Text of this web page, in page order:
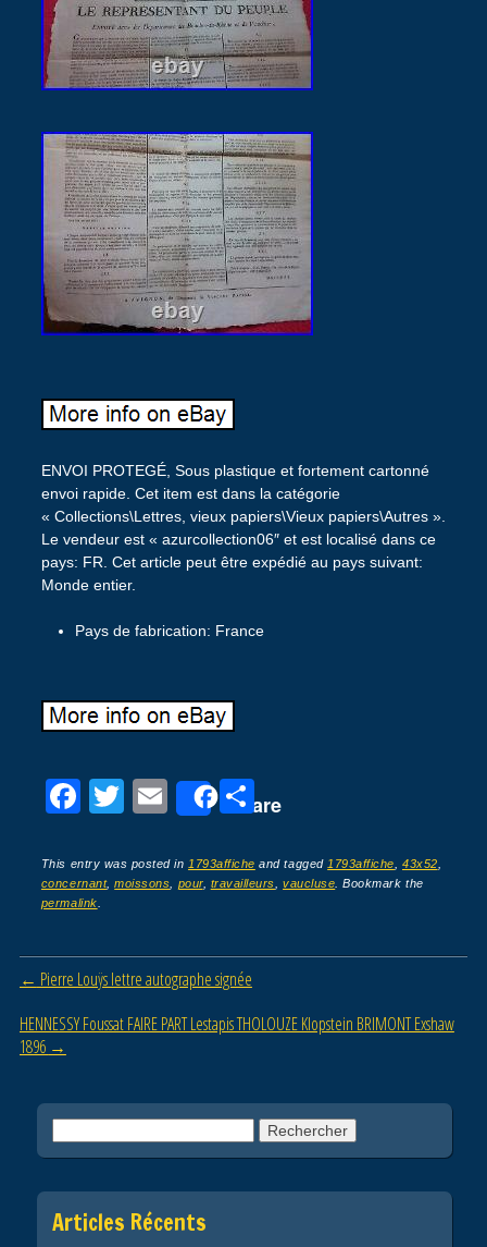
ENVOI PROTEGÉ, Sous plastique et fortement cartonné
envoi rapide. Cet item est dans la catégorie
« Collections\Lettres, vieux papiers\Vieux papiers\Autres ».
Le vendeur est « azurcollection06″ et est localisé dans ce
pays: FR. Cet article peut être expédié au pays suivant:
Monde entier.
Pays de fabrication: France
F
c
e
o
k
T
tt
er
E
ail
Share
P
ta
g
This entry was posted in 1793affiche and tagged 1793affiche 43x52
concernant,moissons pour, travailleurs ,vaucluse . Bookmark the
permalink
Post navigation
← Pierre Louÿs lettre autographe signée
HENNESSY Foussat FAIRE PART Lestapis THOLOUZE Klopstein BRIMONT Exshaw
1896 →
Articles Récents